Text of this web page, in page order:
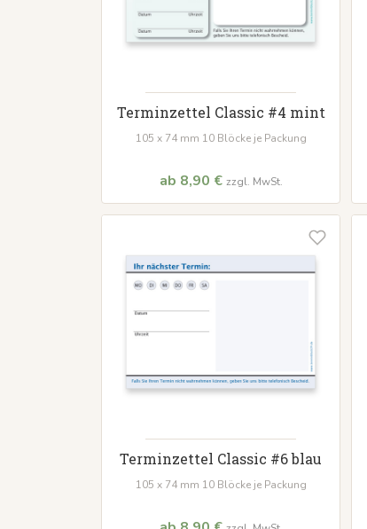
Terminzettel Classic #4 mint
105 x 74 mm 10 Blöcke je Packung
ab 8,90 € zzgl. MwSt.
Terminzettel Classic #6 blau
105 x 74 mm 10 Blöcke je Packung